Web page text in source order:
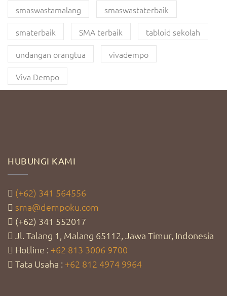
smaswastamalang
smaswastaterbaik
smaterbaik
SMA terbaik
tabloid sekolah
undangan orangtua
vivadempo
Viva Dempo
HUBUNGI KAMI
(+62) 341 564556
sma@dempoku.com
(+62) 341 552017
Jl. Talang 1, Malang 65112, Jawa Timur, Indonesia
Hotline : +62 813 3006 9700
Tata Usaha : +62 812 4974 9964